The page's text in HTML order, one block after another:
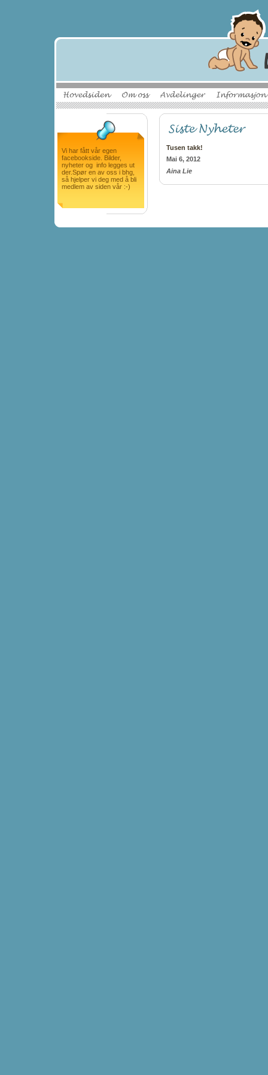
Vi har fått vår egen
facebookside. Bilder,
nyheter og info legges ut
der.Spør en av oss i bhg,
så hjelper vi deg med å bli
medlem av siden vår :-)
Tusen takk!
Mai 6, 2012
Aina Lie